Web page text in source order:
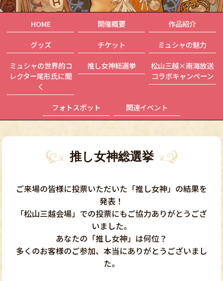
HOME 開催概要
作品紹介
グッズ
チケット
ミュシャの魅力
ミュシャの世界的コ
レクター尾形氏に聞
く
推し女神総選挙
松山三越×南海放送
コラボキャンペーン
フォトスポット 関連イベント
推し女神総選挙
ご来場の皆様に投票いただいた「推し女神」の結果を
発表！
「松山三越会場」での投票にもご協力ありがとうござ
いました。
あなたの「推し女神」は何位？
多くのお客様のご参加、本当にありがとうございまし
た。